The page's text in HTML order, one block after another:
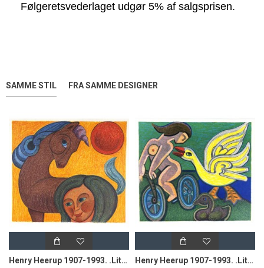
Følgeretsvederlaget udgør 5% af salgsprisen.
SAMME STIL FRA SAMME DESIGNER
Henry Heerup 1907-1993. .Litografi i farver. Henry Heerup 1907-1993. .Litografi i farver.